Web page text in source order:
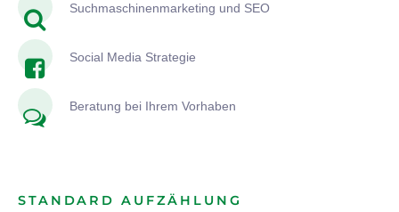
Suchmaschinenmarketing und SEO
Social Media Strategie
Beratung bei Ihrem Vorhaben
STANDARD AUFZÄHLUNG